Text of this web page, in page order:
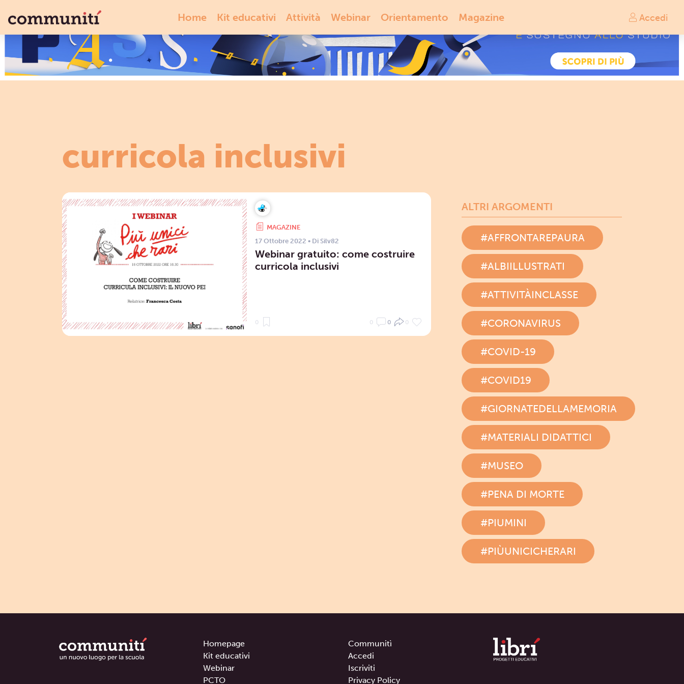
Home Kit educativi Attività Webinar Orientamento Magazine Accedi
curricola inclusivi
MAGAZINE
17 Ottobre 2022 • Di Silv82
Webinar gratuito: come costruire
curricola inclusivi
0 0 0 0
ALTRI ARGOMENTI
#AFFRONTAREPAURA
#ALBIILLUSTRATI
#ATTIVITÀINCLASSE
#CORONAVIRUS
#COVID-19
#COVID19
#GIORNATEDELLAMEMORIA
#MATERIALI DIDATTICI
#MUSEO
#PENA DI MORTE
#PIUMINI
#PIÙUNICICHERARI
Homepage
Kit educativi
Webinar
PCTO
Communitì
Accedi
Iscriviti
Privacy Policy